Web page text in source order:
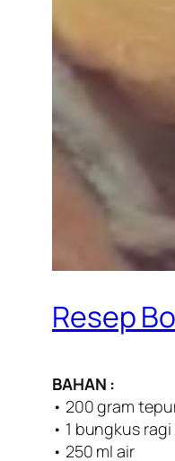
Resep
BAHAN :
• 200 gram
• 1 bungkus
• 250 ml air